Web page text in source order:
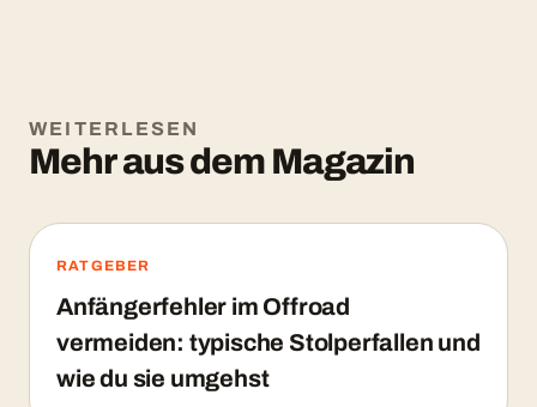
WEITERLESEN
Mehr aus dem Magazin
RATGEBER
Anfängerfehler im Offroad
vermeiden: typische Stolperfallen und
wie du sie umgehst